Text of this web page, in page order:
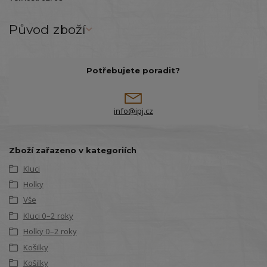
Původ zboží
Potřebujete poradit?
info@ipj.cz
Zboží zařazeno v kategoriích
Kluci
Holky
Vše
Kluci 0–2 roky
Holky 0–2 roky
Košilky
Košilky